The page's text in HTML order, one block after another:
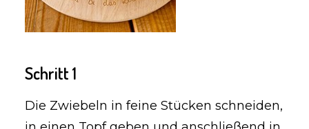
Schritt 1
Die Zwiebeln in feine Stücken schneiden,